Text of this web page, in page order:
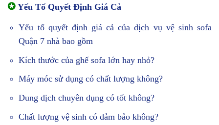
✪ Yếu Tố Quyết Định Giá Cả
Yếu tố quyết định giá cả của dịch vụ vệ sinh sofa
Quận 7 nhà bao gồm
Kích thước của ghế sofa lớn hay nhỏ?
Máy móc sử dụng có chất lượng không?
Dung dịch chuyên dụng có tốt không?
Chất lượng vệ sinh có đảm bảo không?